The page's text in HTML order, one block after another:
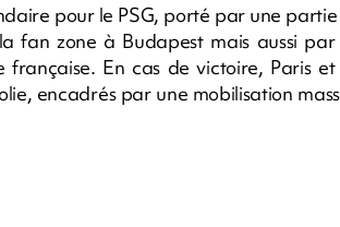
pour le PSG, porté par une
fan zone à Budapest mais aussi par
En cas de victoire, Paris et
encadrés par une mobilisation